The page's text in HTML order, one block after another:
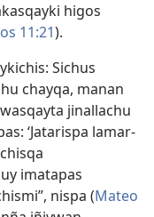
higos
11:21).
Sichus
chayqa, manan
jinallachu
‘Jatarispa lamar-
imatapas
nispa (Mateo